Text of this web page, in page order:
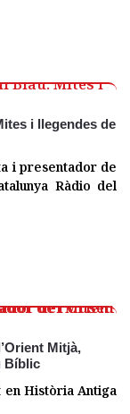
i llegendes de
i presentador de
Ràdio del
Mitjà,
Bíblic
Història Antiga